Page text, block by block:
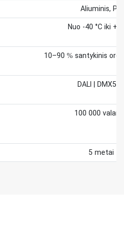
Aliuminis, PC
Nuo -40 °C iki
10–90 % santykinis oro
DALI | DMX512
100 000
5 metai